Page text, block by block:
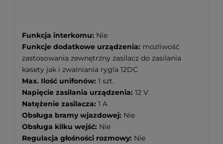
Funkcja interkomu: Nie
Funkcje dodatkowe urządzenia: mozliwość
zastosowania zewnętrzny zasilacz do zasilania
kasety jak i zwalniania rygla 12DC
Max. Ilość unifonów: 1 szt.
Napięcie zasilania urządzenia: 12 V
Natężenie zasilacza: 1 A
Obsługa bramy wjazdowej: Nie
Obsługa kilku wejść: Nie
Regulacja głośności rozmowy: Nie